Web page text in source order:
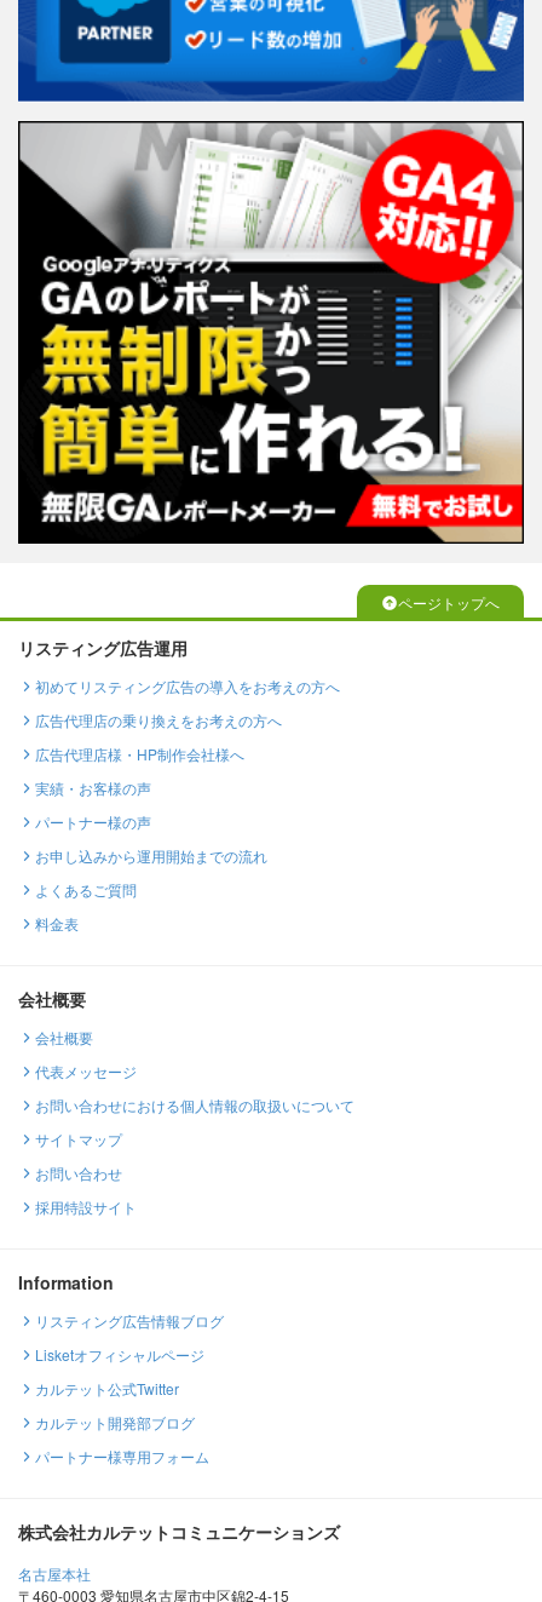
ページトップへ
リスティング広告運用
初めてリスティング広告の導入をお考えの方へ
広告代理店の乗り換えをお考えの方へ
広告代理店様・HP制作会社様へ
実績・お客様の声
パートナー様の声
お申し込みから運用開始までの流れ
よくあるご質問
料金表
会社概要
会社概要
代表メッセージ
お問い合わせにおける個人情報の取扱いについて
サイトマップ
お問い合わせ
採用特設サイト
Information
リスティング広告情報ブログ
Lisketオフィシャルページ
カルテット公式Twitter
カルテット開発部ブログ
パートナー様専用フォーム
株式会社カルテットコミュニケーションズ
名古屋本社
〒460-0003 愛知県名古屋市中区錦2-4-15